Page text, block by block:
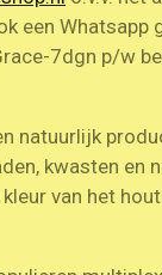
een Whatsapp
7dgn p/w
natuurlijk
kwasten en
van het